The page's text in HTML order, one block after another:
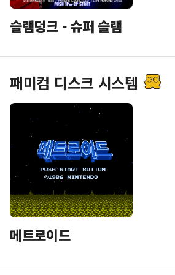
슬램덩크 - 슈퍼 슬램
패미컴 디스크 시스템
메트로이드